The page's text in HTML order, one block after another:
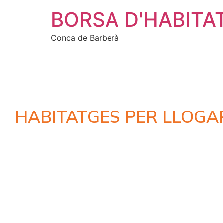
BORSA
Conca de Barberà
HABITATGES PER